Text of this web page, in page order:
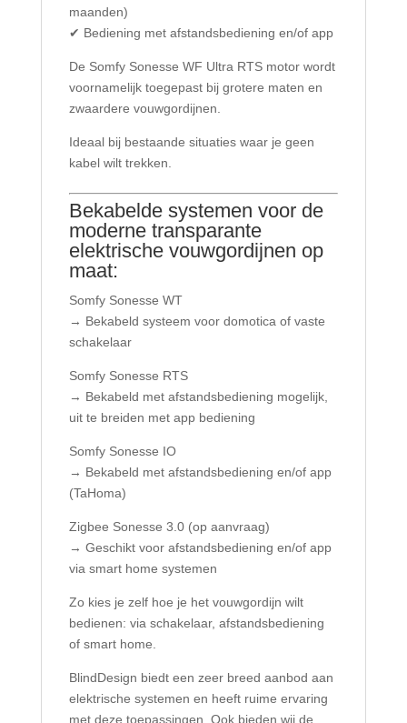
maanden)
✔ Bediening met afstandsbediening en/of app
De Somfy Sonesse WF Ultra RTS motor wordt
voornamelijk toegepast bij grotere maten en
zwaardere vouwgordijnen.
Ideaal bij bestaande situaties waar je geen
kabel wilt trekken.
Bekabelde systemen voor de
moderne transparante
elektrische vouwgordijnen op
maat:
Somfy Sonesse WT
→ Bekabeld systeem voor domotica of vaste
schakelaar
Somfy Sonesse RTS
→ Bekabeld met afstandsbediening mogelijk,
uit te breiden met app bediening
Somfy Sonesse IO
→ Bekabeld met afstandsbediening en/of app
(TaHoma)
Zigbee Sonesse 3.0 (op aanvraag)
→ Geschikt voor afstandsbediening en/of app
via smart home systemen
Zo kies je zelf hoe je het vouwgordijn wilt
bedienen: via schakelaar, afstandsbediening
of smart home.
BlindDesign biedt een zeer breed aanbod aan
elektrische systemen en heeft ruime ervaring
met deze toepassingen. Ook bieden wij de